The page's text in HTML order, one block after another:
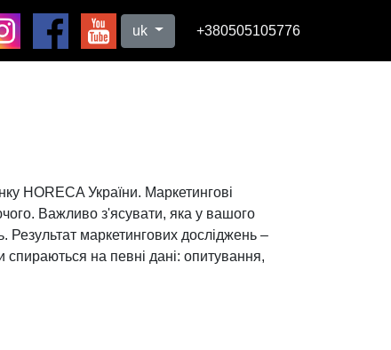
uk +380505105776
HORECA України. Маркетингові
Важливо з'ясувати, яка у вашого
Результат маркетингових досліджень –
спираються на певні дані: опитування,